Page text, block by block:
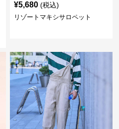
¥5,680 (税込)
リゾートマキシサロペット